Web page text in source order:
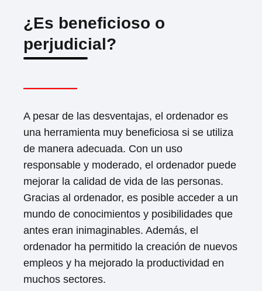
¿Es beneficioso o
perjudicial?
A pesar de las desventajas, el ordenador es
una herramienta muy beneficiosa si se utiliza
de manera adecuada. Con un uso
responsable y moderado, el ordenador puede
mejorar la calidad de vida de las personas.
Gracias al ordenador, es posible acceder a un
mundo de conocimientos y posibilidades que
antes eran inimaginables. Además, el
ordenador ha permitido la creación de nuevos
empleos y ha mejorado la productividad en
muchos sectores.